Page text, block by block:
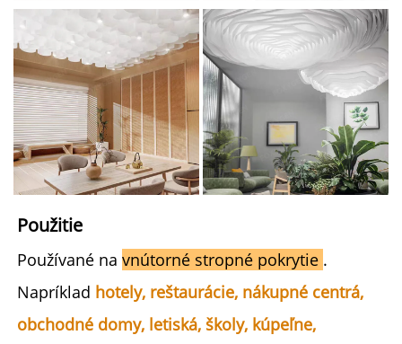
Použitie
Používané na vnútorné stropné pokrytie .
Napríklad hotely, reštaurácie, nákupné centrá,
obchodné domy, letiská, školy, kúpeľne,